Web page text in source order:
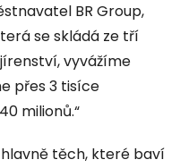
BR Group,
se skládá ze tří
vyvážíme
přes 3 tisíce
milionů.“
těch, které baví